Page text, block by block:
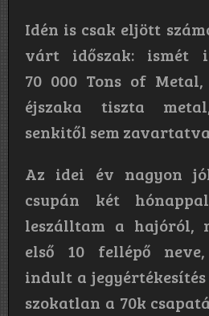
Idén is csak eljött
várt időszak: ismét
70 000 Tons of
éjszaka tiszta
senkitől sem
Az idei év nagyon
csupán két
leszálltam a hajóról,
első 10 fellépő
indult a
szokatlan a 70k